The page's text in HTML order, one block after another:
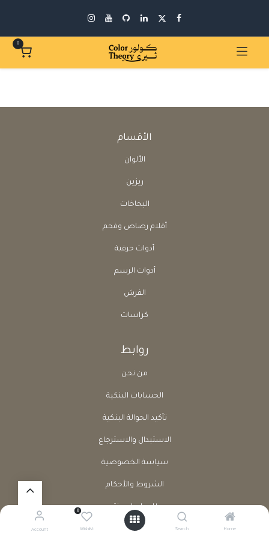
Home
Search
0
Wishlist
Account
0
الأقسام
الألوان
ريزين
البخاخات
أقلام رصاص وفحم
أدوات حرفية
أدوات الرسم
الفرش
كراسات
روابط
من نحن
الحسابات البنكية
تأكيد الحوالة البنكية
الاستبدال والاسترجاع
سياسة الخصوصية
الشروط والأحكام
طلب إرجاع منتج
الشكاوي والإقتراحات